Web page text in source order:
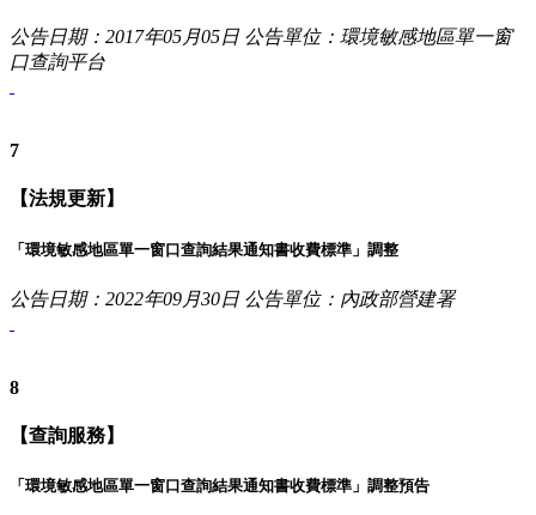
公告日期：2017年05月05日 公告單位：環境敏感地區單一窗
口查詢平台
7
【法規更新】
「環境敏感地區單一窗口查詢結果通知書收費標準」調整
公告日期：2022年09月30日 公告單位：內政部營建署
8
【查詢服務】
「環境敏感地區單一窗口查詢結果通知書收費標準」調整預告